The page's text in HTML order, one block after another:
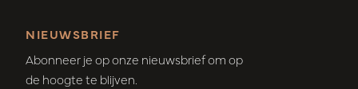
NIEUWSBRIEF
Abonneer je op onze nieuwsbrief om op
de hoogte te blijven.